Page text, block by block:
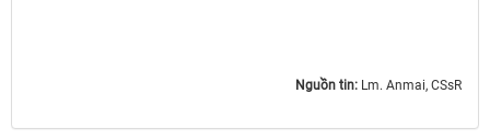
Nguồn tin: Lm. Anmai, CSsR